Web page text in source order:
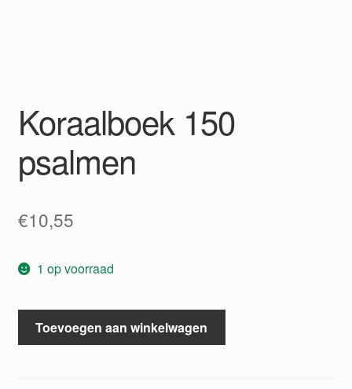
Koraalboek 150
psalmen
€10,55
1 op voorraad
Koraalboek
150
Toevoegen aan winkelwagen